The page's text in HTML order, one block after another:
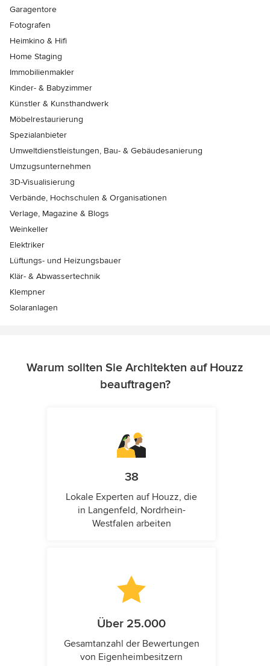
Garagentore
Fotografen
Heimkino & Hifi
Home Staging
Immobilienmakler
Kinder- & Babyzimmer
Künstler & Kunsthandwerk
Möbelrestaurierung
Spezialanbieter
Umweltdienstleistungen, Bau- & Gebäudesanierung
Umzugsunternehmen
3D-Visualisierung
Verbände, Hochschulen & Organisationen
Verlage, Magazine & Blogs
Weinkeller
Elektriker
Lüftungs- und Heizungsbauer
Klär- & Abwassertechnik
Klempner
Solaranlagen
Warum sollten Sie Architekten auf Houzz
beauftragen?
38
Lokale Experten auf Houzz, die
in Langenfeld, Nordrhein-
Westfalen arbeiten
Über 25.000
Gesamtanzahl der Bewertungen
von Eigenheimbesitzern